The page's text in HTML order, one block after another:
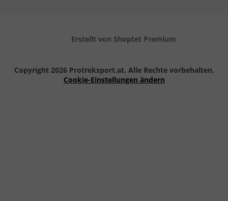
Erstellt von Shoptet Premium
Copyright 2026 Protreksport.at. Alle Rechte vorbehalten.
Cookie-Einstellungen ändern